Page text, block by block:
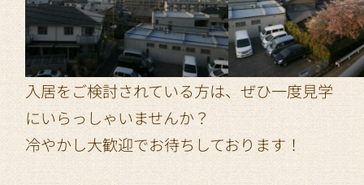
入居をご検討されている方は、ぜひ一度見学
にいらっしゃいませんか？
冷やかし大歓迎でお待ちしております！